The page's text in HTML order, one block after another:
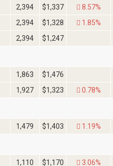
2,394 $1,337 8.57%
2,394 $1,328 1.85%
2,394 $1,247
1,863 $1,476
1,927 $1,323 0.78%
1,479 $1,403 1.19%
1,110 $1,170 3.06%